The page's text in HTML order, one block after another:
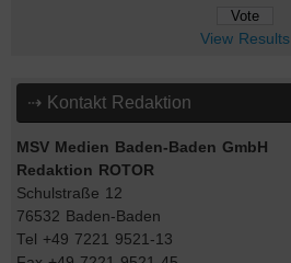
View Results
⇢ Kontakt Redaktion
MSV Medien Baden-Baden GmbH
Redaktion ROTOR
Schulstraße 12
76532 Baden-Baden
Tel +49 7221 9521-13